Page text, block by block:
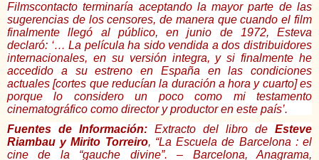
Filmscontacto terminaría aceptando la mayor parte de las
sugerencias de los censores, de manera que cuando el film
finalmente llegó al público, en junio de 1972, Esteva
declaró: ‘… La película ha sido vendida a dos distribuidores
internacionales, en su versión integra, y si finalmente he
accedido a su estreno en España en las condiciones
actuales [cortes que reducían la duración a hora y cuarto] es
porque lo considero un poco como mi testamento
cinematográfico como director y productor en este país’.
Fuentes de Información: Extracto del libro de Esteve
Riambau y Mirito Torreiro, “La Escuela de Barcelona : el
cine de la “gauche divine”. – Barcelona, Anagrama,